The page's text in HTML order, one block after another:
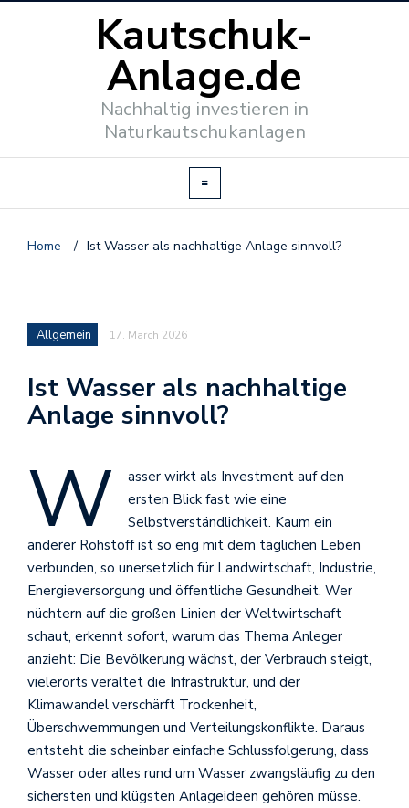
Kautschuk-
Anlage.de
Nachhaltig investieren in
Naturkautschukanlagen
Home / Ist Wasser als nachhaltige Anlage sinnvoll?
Allgemein 17. March 2026
Ist Wasser als nachhaltige
Anlage sinnvoll?
W
asser wirkt als Investment auf den
ersten Blick fast wie eine
Selbstverständlichkeit. Kaum ein
anderer Rohstoff ist so eng mit dem täglichen Leben
verbunden, so unersetzlich für Landwirtschaft, Industrie,
Energieversorgung und öffentliche Gesundheit. Wer
nüchtern auf die großen Linien der Weltwirtschaft
schaut, erkennt sofort, warum das Thema Anleger
anzieht: Die Bevölkerung wächst, der Verbrauch steigt,
vielerorts veraltet die Infrastruktur, und der
Klimawandel verschärft Trockenheit,
Überschwemmungen und Verteilungskonflikte. Daraus
entsteht die scheinbar einfache Schlussfolgerung, dass
Wasser oder alles rund um Wasser zwangsläufig zu den
sichersten und klügsten Anlageideen gehören müsse.